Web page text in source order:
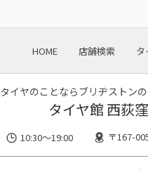
HOME 店舗検索 タ
タイヤのことならブリヂストン
タイヤ館 西荻窪
10:30～19:00 〒167-